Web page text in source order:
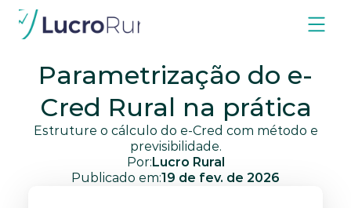
Parametrização do e-
Cred Rural na prática
previsibilidade.
Por:Lucro Rural
Publicado em:19 de fev. de 2026